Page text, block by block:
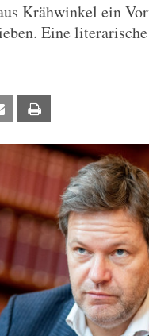
Krähwinkel ein
Eine
Email